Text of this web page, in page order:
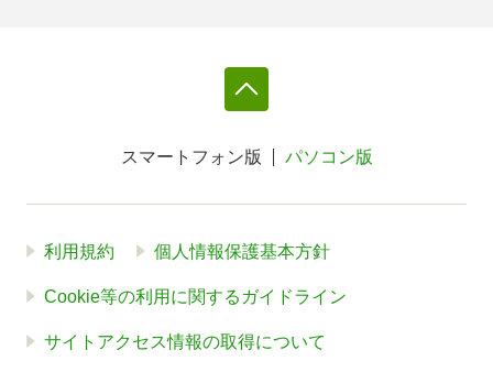
スマートフォン版 パソコン版
利用規約 個人情報保護基本方針
Cookie等の利用に関するガイドライン
サイトアクセス情報の取得について